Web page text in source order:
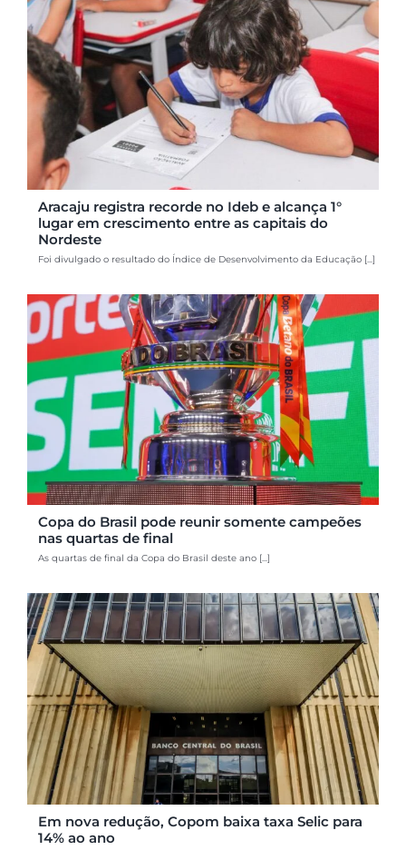
Aracaju registra recorde no Ideb e alcança 1°
lugar em crescimento entre as capitais do
Nordeste
Foi divulgado o resultado do Índice de Desenvolvimento da Educação [...]
Copa do Brasil pode reunir somente campeões
nas quartas de final
As quartas de final da Copa do Brasil deste ano [...]
Em nova redução, Copom baixa taxa Selic para
14% ao ano